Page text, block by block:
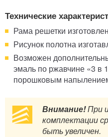
Технические
Рама решетки
Рисунок полотна
Возможен
эмаль по ржавчине «3 в
порошковым
Внимание!При
комплектации
быть увеличен.